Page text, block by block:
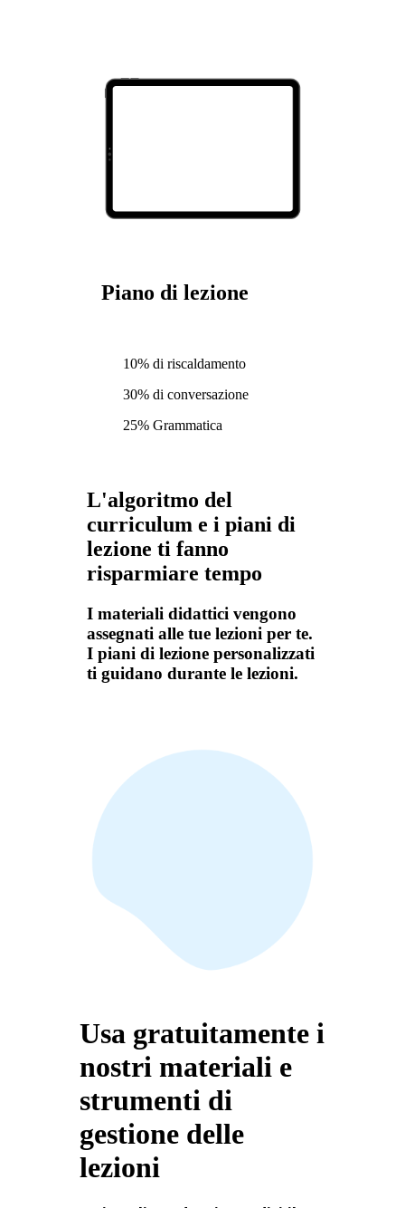
Piano di lezione
10% di riscaldamento
30% di conversazione
25% Grammatica
L'algoritmo del
curriculum e i piani di
lezione ti fanno
risparmiare tempo
I materiali didattici vengono
assegnati alle tue lezioni per te.
I piani di lezione personalizzati
ti guidano durante le lezioni.
Usa gratuitamente i
nostri materiali e
strumenti di
gestione delle
lezioni